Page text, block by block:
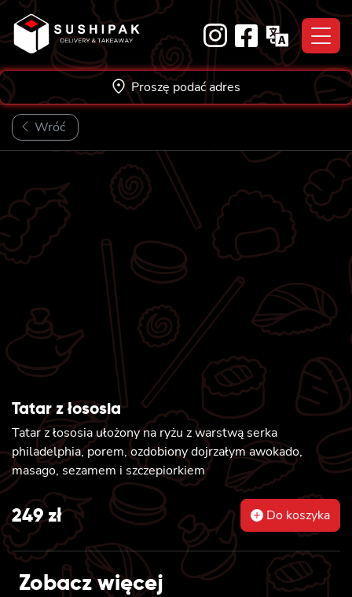
Skip
content
Proszę podać adres
Wróć
Tatar z łososia
Tatar z łososia ułożony na ryżu z warstwą serka
philadelphia, porem, ozdobiony dojrzałym awokado,
masago, sezamem i szczepiorkiem
249zł Do koszyka
Zobacz więcej